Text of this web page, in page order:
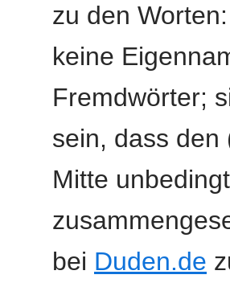
zu den
keine
Fremdwörter;
sein, dass den
Mitte
bei Duden.de